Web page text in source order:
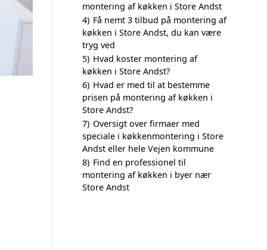
montering af køkken i Store Andst
4) Få nemt 3 tilbud på montering af
køkken i Store Andst, du kan være
tryg ved
5) Hvad koster montering af
køkken i Store Andst?
6) Hvad er med til at bestemme
prisen på montering af køkken i
Store Andst?
7) Oversigt over firmaer med
speciale i køkkenmontering i Store
Andst eller hele Vejen kommune
8) Find en professionel til
montering af køkken i byer nær
Store Andst